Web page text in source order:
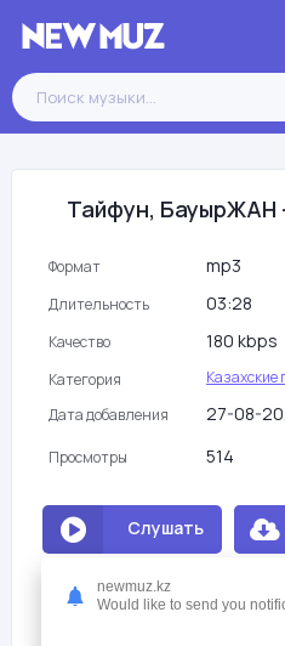
Тайфун, БауырЖАН
Формат mp3
Длительность 03:28
Качество 180 kbps
Категория
Казахские
Дата добавления
27-08-
Просмотры 514
Слушать
Мне нравится
newmuz.kz
Would like to send you